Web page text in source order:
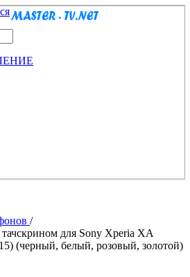
/
для Sony Xperia XA
(черный, белый, розовый, золотой)